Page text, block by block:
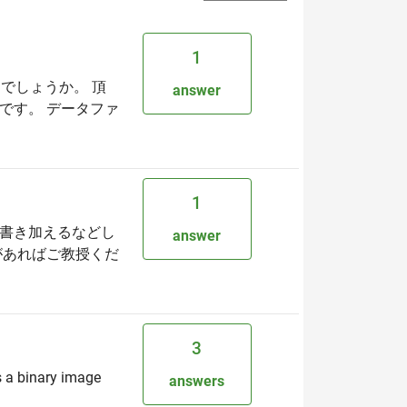
しょうか。 頂
す。 データファ
1
answer
き加えるなどし
ればご教授くだ
1
answer
a binary image
3
answers